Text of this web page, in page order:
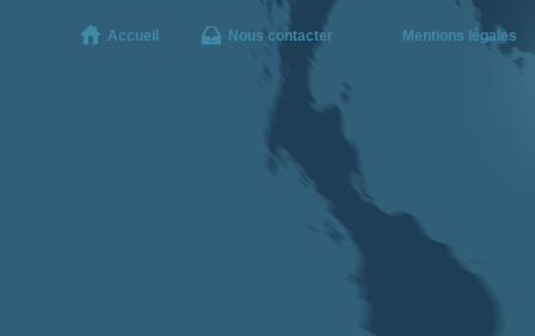
Accueil Nous contacter Mentions légales